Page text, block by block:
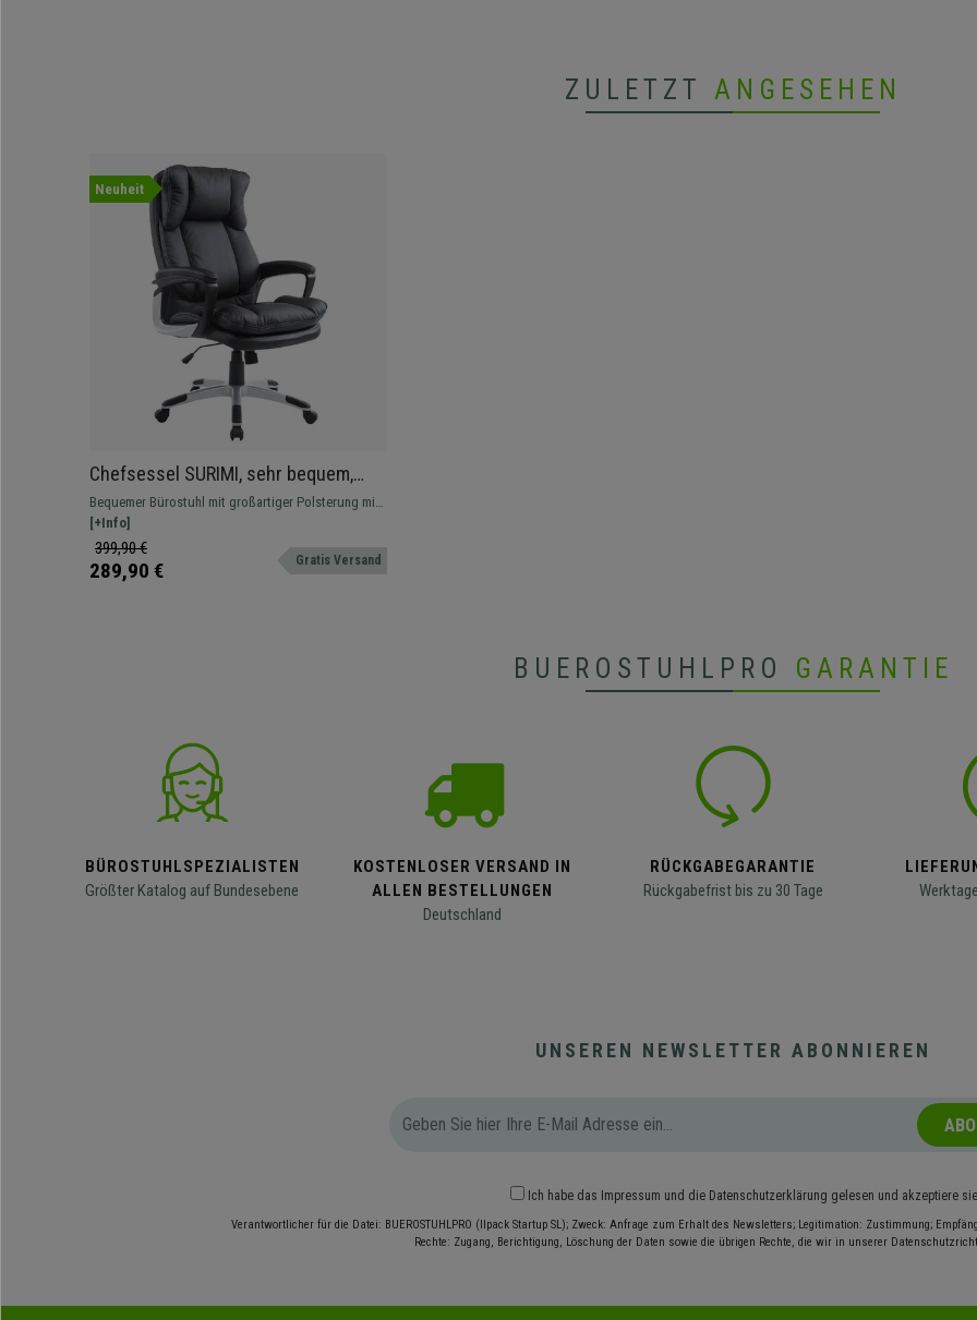
ZULETZT ANGESEHEN
Neuheit
Chefsessel SURIMI, sehr bequem,
doppelt gepolstert, Lederbezug,
Farbe Schwarz
Bequemer Bürostuhl mit großartiger Polsterung mit
Lederbezug.
[+Info]
399,90 €
289,90 € Gratis Versand
BUEROSTUHLPRO GARANTIE
BÜROSTUHLSPEZIALISTEN
Größter Katalog auf Bundesebene
KOSTENLOSER VERSAND IN
ALLEN BESTELLUNGEN
Deutschland
RÜCKGABEGARANTIE
Rückgabefrist bis zu 30 Tage
UNSEREN NEWSLETTER ABONNIEREN
Ich habe das Impressum und die Datenschutzerklärung gelesen und akzeptiere sie
Verantwortlicher für die Datei: BUEROSTUHLPRO (Ilpack Startup SL); Zweck: Anfrage zum Erhalt des Newsletters; Legitimation: Zustimmung;
Rechte: Zugang, Berichtigung, Löschung der Daten sowie die übrigen Rechte, die wir in unserer